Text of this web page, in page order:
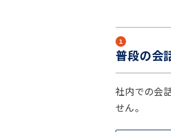
１
普段の会
社内での会
せん。